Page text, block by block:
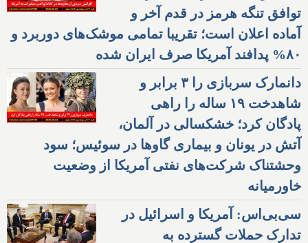
توافق تنگه هرمز در قدم آخر و
آماده اعلان است؛ تقریبا تمامی موشک‌های دوربرد و
۸۰% پدافند آمریکا صرف ایران شده
دانمارک سربازی را ۳ برابر و
شاهدخت ۱۹ ساله را راهی
پادگان کرد؛ خشکسالی در آلمان،
آتش در یونان و بیماری گاوها در سوئیس؛ سود
وحشتناک شرکت‌های نفتی آمریکا از وضعیت
خاورمیانه
سی‌بی‌اس: آمریکا و اسرائیل در
تدارک حملات گسترده به